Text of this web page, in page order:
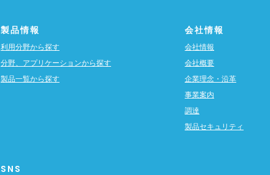
製品情報
利用分野から探す
分野、アプリケーションから探す
製品一覧から探す
会社情報
会社情報
会社概要
企業理念・沿革
事業案内
調達
製品セキュリティ
SNS